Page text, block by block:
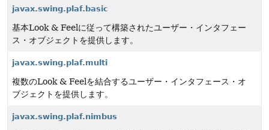
javax.swing.plaf.basic
基本Look & Feelに従って構築されたユーザー・インタフェー
ス・オブジェクトを提供します。
javax.swing.plaf.multi
複数のLook & Feelを結合するユーザー・インタフェース・オ
ブジェクトを提供します。
javax.swing.plaf.nimbus